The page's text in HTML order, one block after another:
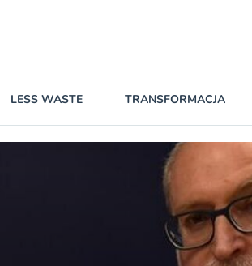
LESS WASTE TRANSFORMACJA